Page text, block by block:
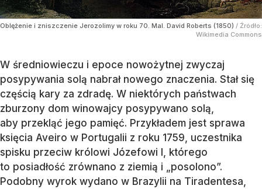
Oblężenie i zniszczenie Jerozolimy w roku 70. Mal. David Roberts (1850) / Źródło:
Wikimedia Commons
W średniowieczu i epoce nowożytnej zwyczaj
posypywania solą nabrał nowego znaczenia. Stał się
częścią kary za zdradę. W niektórych państwach
zburzony dom winowajcy posypywano solą,
aby przekląć jego pamięć. Przykładem jest sprawa
księcia Aveiro w Portugalii z roku 1759, uczestnika
spisku przeciw królowi Józefowi I, którego
to posiadłość zrównano z ziemią i „posolono”.
Podobny wyrok wydano w Brazylii na Tiradentesa,